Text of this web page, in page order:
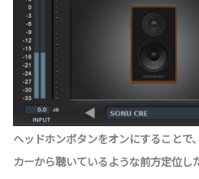
ヘッドホンボタンをオンにすることで
カーから聴いているような前方定位し